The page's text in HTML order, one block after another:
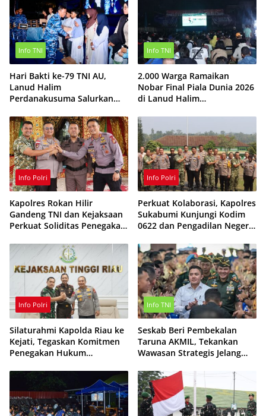
Info TNI
Hari Bakti ke-79 TNI AU,
Lanud Halim
Perdanakusuma Salurkan
Info TNI
2.000 Warga Ramaikan
Nobar Final Piala Dunia 2026
di Lanud Halim
Info Polri
Kapolres Rokan Hilir
Gandeng TNI dan Kejaksaan
Perkuat Soliditas Penegakan
Info Polri
Perkuat Kolaborasi, Kapolres
Sukabumi Kunjungi Kodim
0622 dan Pengadilan Negeri
Info Polri
Silaturahmi Kapolda Riau ke
Kejati, Tegaskan Komitmen
Penegakan Hukum
Berintegritas
Info TNI
Seskab Beri Pembekalan
Taruna AKMIL, Tekankan
Wawasan Strategis Jelang